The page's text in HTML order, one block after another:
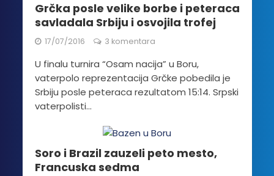
Grčka posle velike borbe i peteraca
savladala Srbiju i osvojila trofej
17/07/2016 3 komentara
U finalu turnira “Osam nacija” u Boru,
vaterpolo reprezentacija Grčke pobedila je
Srbiju posle peteraca rezultatom 15:14. Srpski
vaterpolisti...
Soro i Brazil zauzeli peto mesto,
Francuska sedma